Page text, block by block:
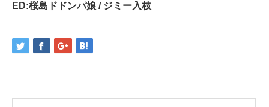
ED:桜島ドドンパ娘 / ジミー入枝